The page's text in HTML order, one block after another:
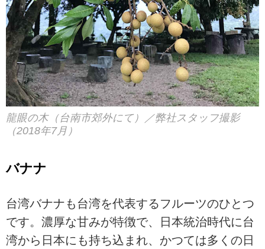
龍眼の木（台南市郊外にて）／弊社スタッフ撮影
（2018年7月）
バナナ
台湾バナナも台湾を代表するフルーツのひとつ
です。濃厚な甘みが特徴で、日本統治時代に台
湾から日本にも持ち込まれ、かつては多くの日